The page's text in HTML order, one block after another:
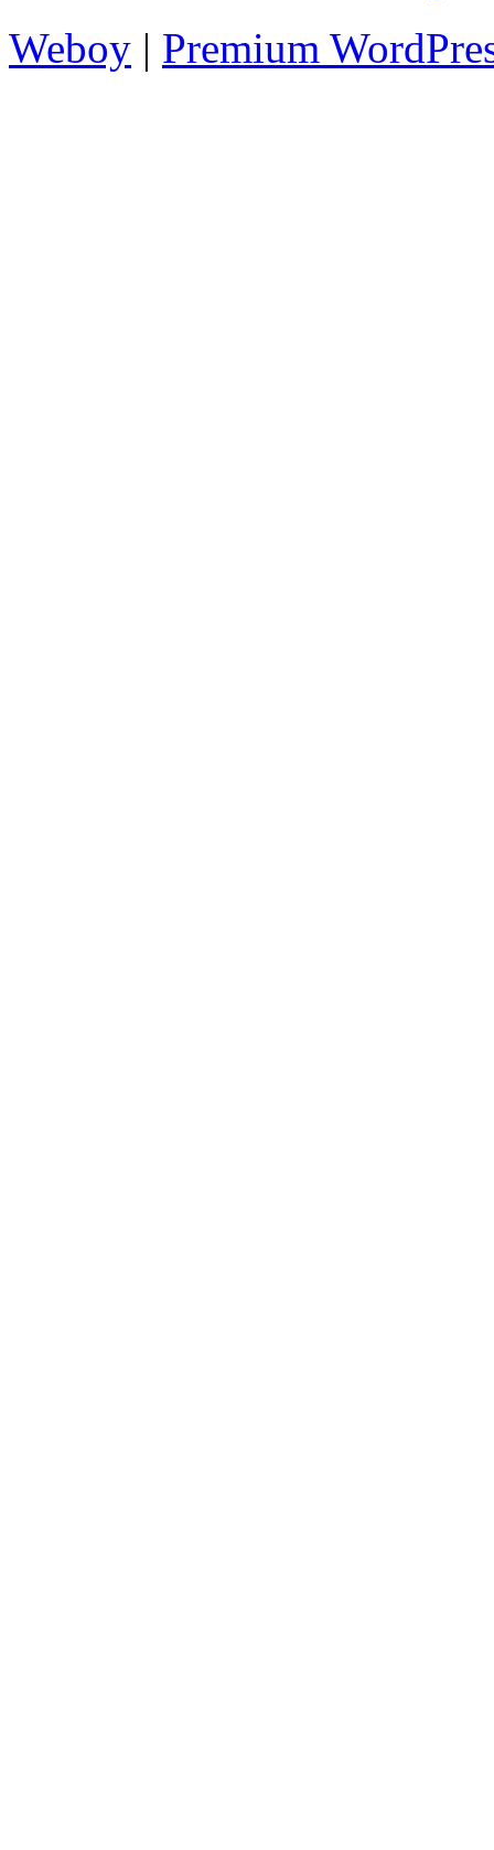
Weboy | Premium